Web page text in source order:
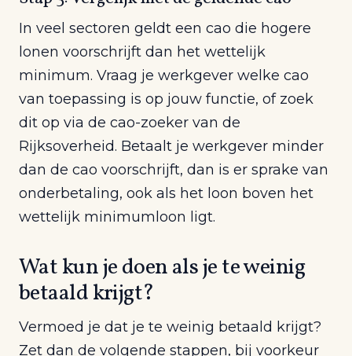
In veel sectoren geldt een cao die hogere
lonen voorschrijft dan het wettelijk
minimum. Vraag je werkgever welke cao
van toepassing is op jouw functie, of zoek
dit op via de cao-zoeker van de
Rijksoverheid. Betaalt je werkgever minder
dan de cao voorschrijft, dan is er sprake van
onderbetaling, ook als het loon boven het
wettelijk minimumloon ligt.
Wat kun je doen als je te weinig
betaald krijgt?
Vermoed je dat je te weinig betaald krijgt?
Zet dan de volgende stappen, bij voorkeur